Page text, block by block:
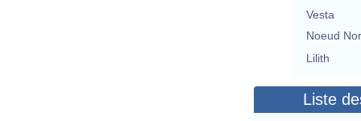
Vesta
Noeud
Lilith
Liste